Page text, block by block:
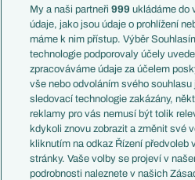
Témata
Představení týmů MS
EuroSkauting
PL v kostce
Evropské koeficienty
Přestupy
Přestupové spekulace
Zranění
Kluby
Arsenal FC
My a naši partneři999 ukládáme do
údaje, jako jsou údaje o prohlížení
máme k nim přístup. Výběr
technologie podporovaly účely
zpracováváme údaje za účelem
vše nebo odvoláním svého
sledovací technologie zakázány,
reklamy pro vás nemusí být tolik
kdykoli znovu zobrazit a změnit své
kliknutím na odkaz Řízení předvoleb
stránky. Vaše volby se projeví v
podrobnosti naleznete v našich